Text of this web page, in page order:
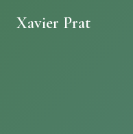
Xavier Prat